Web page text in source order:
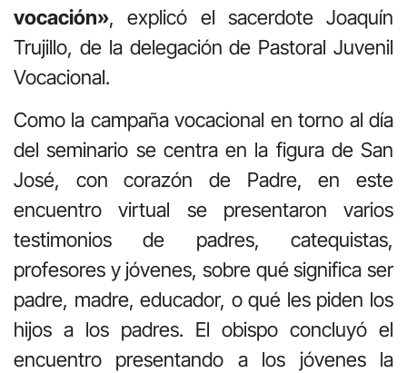
vocación», explicó el sacerdote Joaquín
Trujillo, de la delegación de Pastoral Juvenil
Vocacional.
Como la campaña vocacional en torno al día
del seminario se centra en la figura de San
José, con corazón de Padre, en este
encuentro virtual se presentaron varios
testimonios de padres, catequistas,
profesores y jóvenes, sobre qué significa ser
padre, madre, educador, o qué les piden los
hijos a los padres. El obispo concluyó el
encuentro presentando a los jóvenes la